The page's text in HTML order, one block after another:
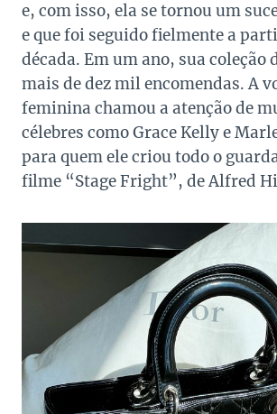
e, com isso, ela se tornou um
e que foi seguido fielmente a
década. Em um ano, sua coleção
mais de dez mil encomendas. A
feminina chamou a atenção de
célebres como Grace Kelly e
para quem ele criou todo o
filme “Stage Fright”, de Alfred